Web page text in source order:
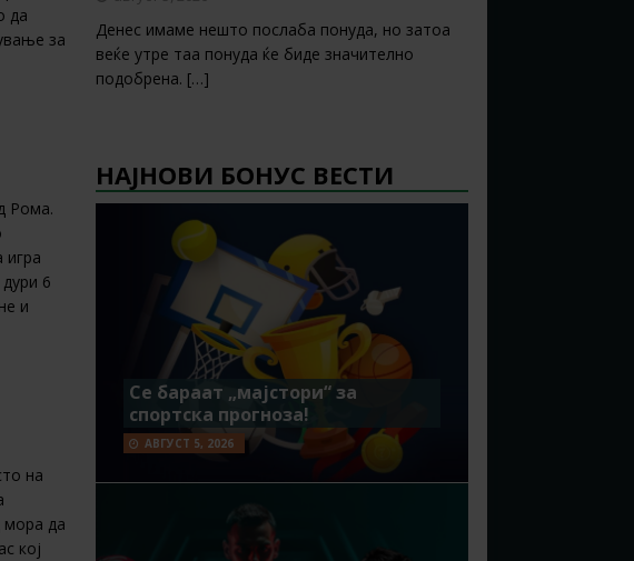
да
за
Рома.
6
и
на
мора да
кој
Денес имаме нешто послаба понуда, но затоа
веќе утре таа понуда ќе биде значително
подобрена. […]
НАЈНОВИ БОНУС ВЕСТИ
Се бараат „мајстори“ за
спортска прогноза!
АВГУСТ 5, 2026